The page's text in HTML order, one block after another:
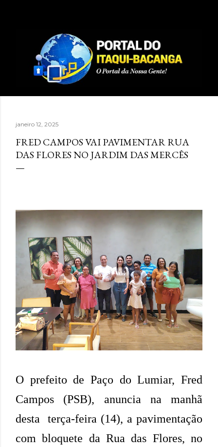
janeiro 12, 2025
FRED CAMPOS VAI PAVIMENTAR RUA
DAS FLORES NO JARDIM DAS MERCÊS
O prefeito de Paço do Lumiar, Fred
Campos (PSB), anuncia na manhã
desta terça-feira (14), a pavimentação
com bloquete da Rua das Flores, no